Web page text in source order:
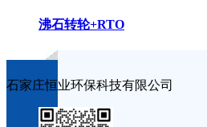
沸石转轮+RTO
石家庄恒业环保科技有限公司